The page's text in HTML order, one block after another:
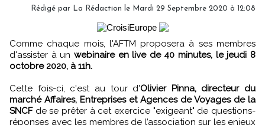
Rédigé par La Rédaction le Mardi 29 Septembre 2020 à 12:08
Comme chaque mois, l'AFTM proposera à ses membres
d'assister à un webinaire en live de 40 minutes, le jeudi 8
octobre 2020, à 11h.
Cette fois-ci, c'est au tour d'Olivier Pinna, directeur du
marché Affaires, Entreprises et Agences de Voyages de la
SNCFde se prêter à cet exercice "exigeant" de questions-
réponses avec les membres de l’association sur les enjeux